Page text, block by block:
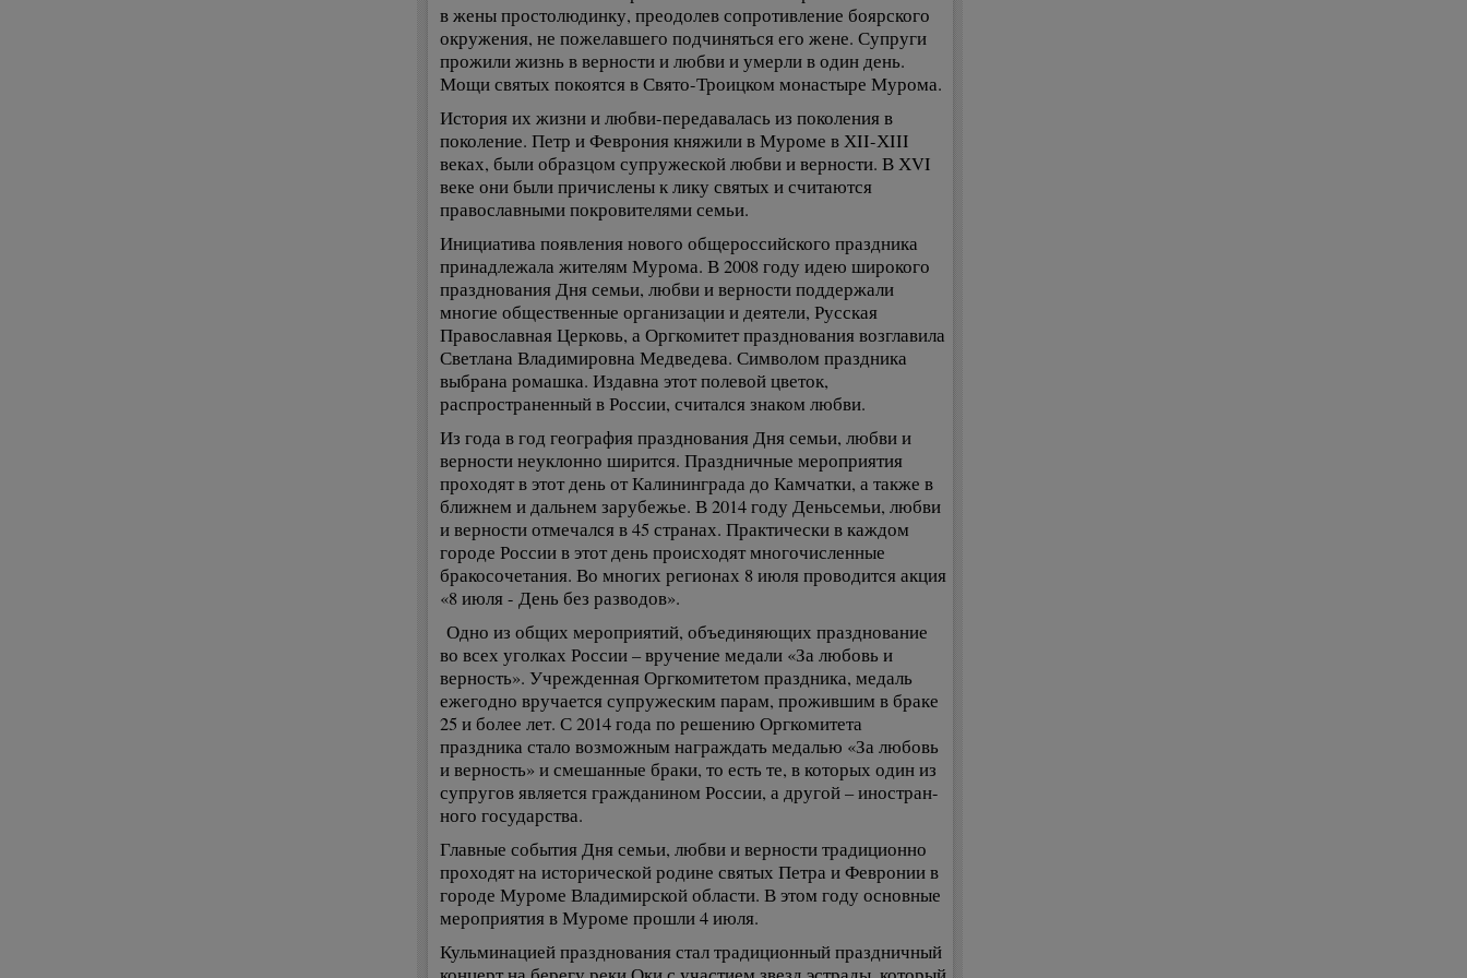
в жены простолюдинку, преодолев сопротивление боярского
окружения, не пожелавшего подчиняться его жене. Супруги
прожили жизнь в верности и любви и умерли в один день.
Мощи святых покоятся в Свято-Троицком монастыре Мурома.
История их жизни и любви-передавалась из поколения в
поколение. Петр и Феврония княжили в Муроме в ХII-ХIII
веках, были образцом супружеской любви и верности. В ХVI
веке они были причислены к лику святых и считаются
православными покровителями семьи.
Инициатива появления нового общероссийского праздника
принадлежала жителям Мурома. В 2008 году идею широкого
празднования Дня семьи, любви и верности поддержали
многие общественные организации и деятели, Русская
Православная Церковь, а Оргкомитет празднования возглавила
Светлана Владимировна Медведева. Символом праздника
выбрана ромашка. Издавна этот полевой цветок,
распространенный в России, считался знаком любви.
Из года в год география празднования Дня семьи, любви и
верности неуклонно ширится. Праздничные мероприятия
проходят в этот день от Калининграда до Камчатки, а также в
ближнем и дальнем зарубежье. В 2014 году Деньсемьи, любви
и верности отмечался в 45 странах. Практически в каждом
городе России в этот день происходят многочисленные
бракосочетания. Во многих регионах 8 июля проводится акция
«8 июля - День без разводов».
Одно из общих мероприятий, объединяющих празднование
во всех уголках России – вручение медали «За любовь и
верность». Учрежденная Оргкомитетом праздника, медаль
ежегодно вручается супружеским парам, прожившим в браке
25 и более лет. С 2014 года по решению Оргкомитета
праздника стало возможным награждать медалью «За любовь
и верность» и смешанные браки, то есть те, в которых один из
супругов является гражданином России, а другой – иностран-
ного государства.
Главные события Дня семьи, любви и верности традиционно
проходят на исторической родине святых Петра и Февронии в
городе Муроме Владимирской области. В этом году основные
мероприятия в Муроме прошли 4 июля.
Кульминацией празднования стал традиционный праздничный